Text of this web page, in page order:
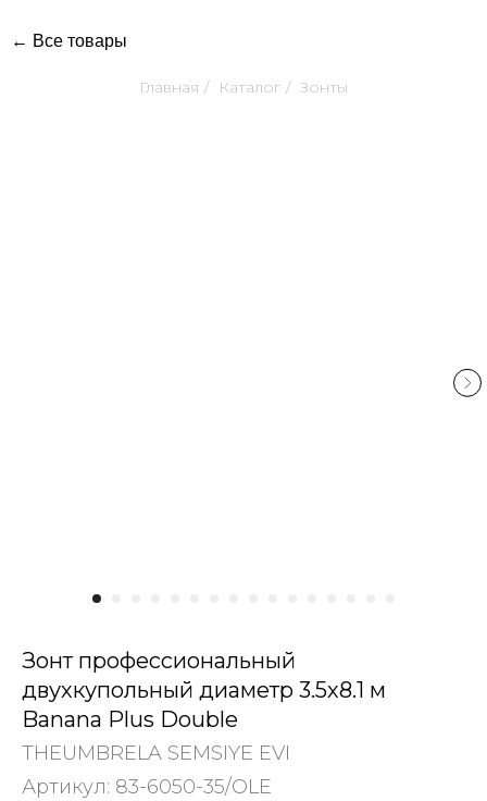
← Все товары
Главная / Каталог / Зонты
Зонт профессиональный
двухкупольный диаметр 3.5х8.1 м
Banana Plus Double
THEUMBRELA SEMSIYE EVI
Артикул: 83-6050-35/OLE